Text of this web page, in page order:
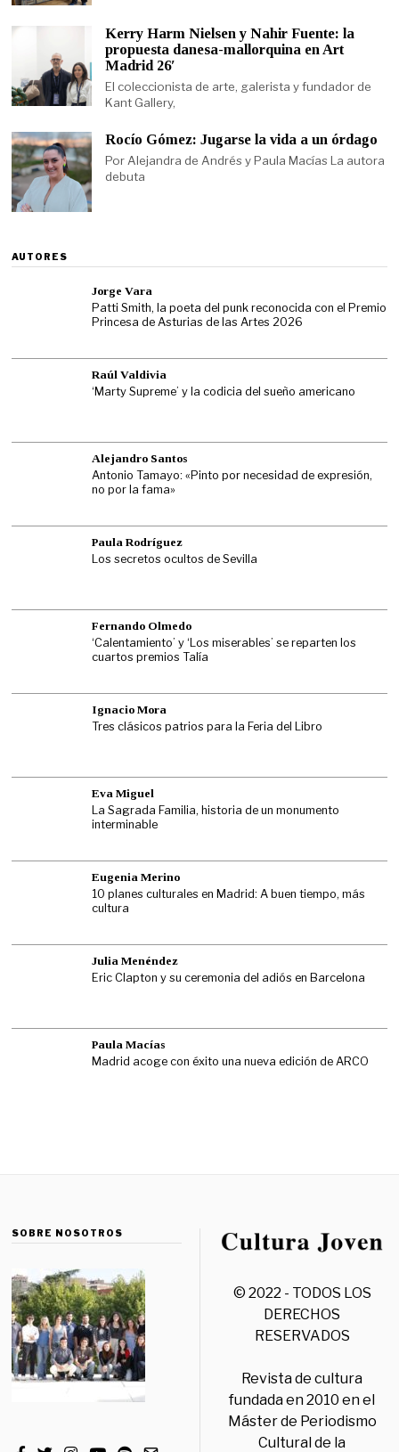
Kerry Harm Nielsen y Nahir Fuente: la
propuesta danesa-mallorquina en Art
Madrid 26′
El coleccionista de arte, galerista y fundador de
Kant Gallery,
Rocío Gómez: Jugarse la vida a un órdago
Por Alejandra de Andrés y Paula Macías La autora
debuta
AUTORES
Jorge Vara
Patti Smith, la poeta del punk reconocida con el Premio
Princesa de Asturias de las Artes 2026
Raúl Valdivia
‘Marty Supreme’ y la codicia del sueño americano
Alejandro Santos
Antonio Tamayo: «Pinto por necesidad de expresión,
no por la fama»
Paula Rodríguez
Los secretos ocultos de Sevilla
Fernando Olmedo
‘Calentamiento’ y ‘Los miserables’ se reparten los
cuartos premios Talía
Ignacio Mora
Tres clásicos patrios para la Feria del Libro
Eva Miguel
La Sagrada Familia, historia de un monumento
interminable
Eugenia Merino
10 planes culturales en Madrid: A buen tiempo, más
cultura
Julia Menéndez
Eric Clapton y su ceremonia del adiós en Barcelona
Paula Macías
Madrid acoge con éxito una nueva edición de ARCO
SOBRE NOSOTROS
© 2022 - TODOS LOS
DERECHOS
RESERVADOS
Revista de cultura
fundada en 2010 en el
Máster de Periodismo
Cultural de la